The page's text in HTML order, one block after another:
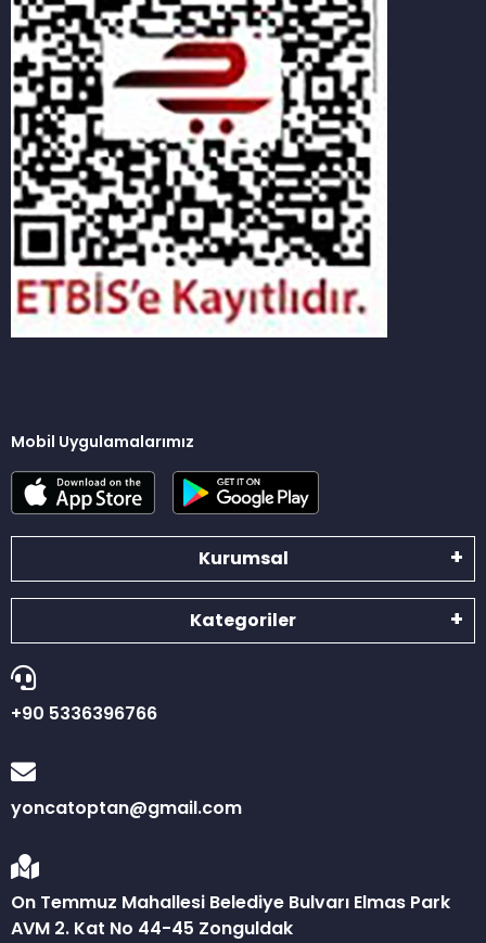
Mobil Uygulamalarımız
Kurumsal
Kategoriler
+90 5336396766
yoncatoptan@gmail.com
On Temmuz Mahallesi Belediye Bulvarı Elmas Park
AVM 2. Kat No 44-45 Zonguldak